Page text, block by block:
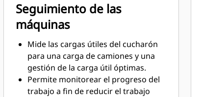
Seguimiento de las
máquinas
Mide las cargas útiles del cucharón
para una carga de camiones y una
gestión de la carga útil óptimas.
Permite monitorear el progreso del
trabajo a fin de reducir el trabajo